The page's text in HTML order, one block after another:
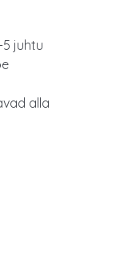
juhtu
alla